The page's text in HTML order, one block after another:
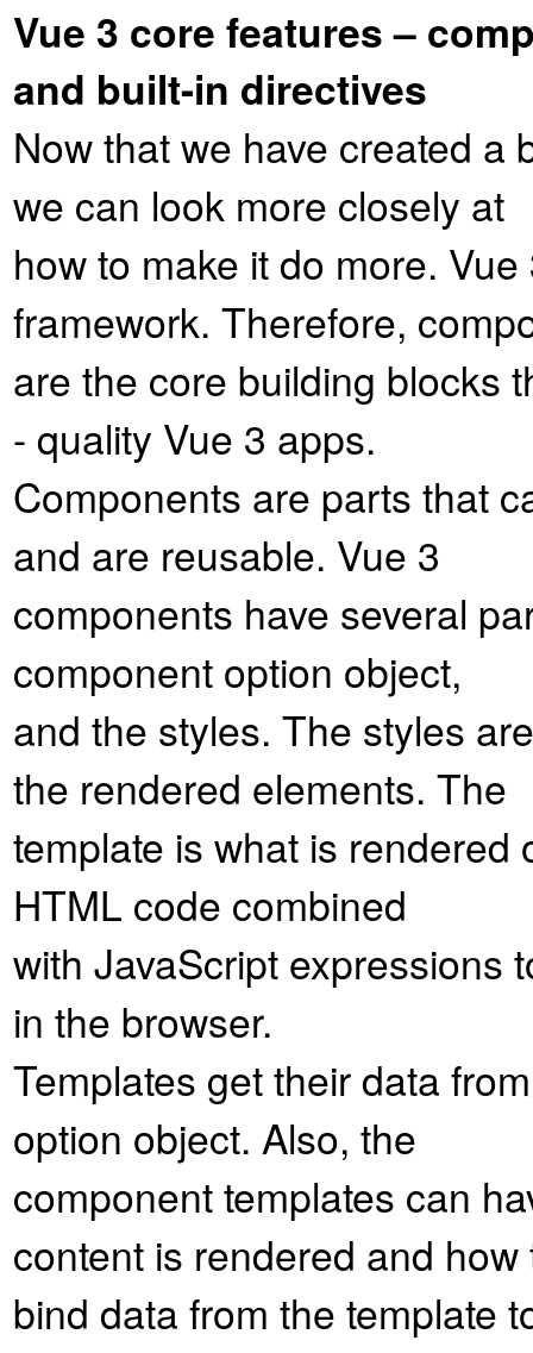
Vue 3 core features –
and built-in directives
Now that we have created a
we can look more closely at
how to make it do more.
framework. Therefore,
are the core building blocks
- quality Vue 3 apps.
Components are parts that
and are reusable. Vue 3
components have several
component option object,
and the styles. The styles
the rendered elements. The
template is what is
HTML code combined
with JavaScript expressions
in the browser.
Templates get their data
option object. Also, the
component templates can
content is rendered and
bind data from the template